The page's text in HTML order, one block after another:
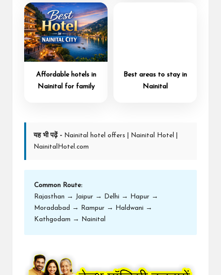
Affordable hotels in
Nainital for family
Best areas to stay in
Nainital
यह भी पढ़ें - Nainital hotel offers | Nainital Hotel
NainitalHotel.com
Common Route:
Rajasthan → Jaipur → Delhi → Hapur →
Moradabad → Rampur → Haldwani →
Kathgodam → Nainital